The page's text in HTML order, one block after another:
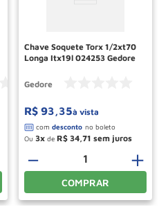
Chave Soquete Torx 1/2xt70
Longa Itx19l 024253 Gedore
Gedore
R$ 93,35à vista
Ou 3 de R$ 34 71
＋
－
COMPRAR